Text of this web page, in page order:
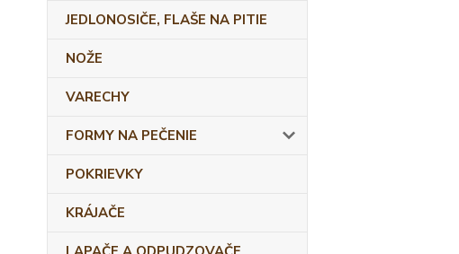
JEDLONOSIČE, FLAŠE NA PITIE
NOŽE
VARECHY
FORMY NA PEČENIE
POKRIEVKY
KRÁJAČE